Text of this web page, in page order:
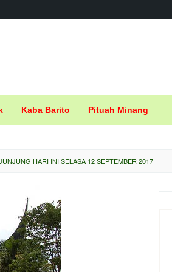
Kaba Barito Pituah Minang
HARI INI SELASA 12 SEPTEMBER 2017